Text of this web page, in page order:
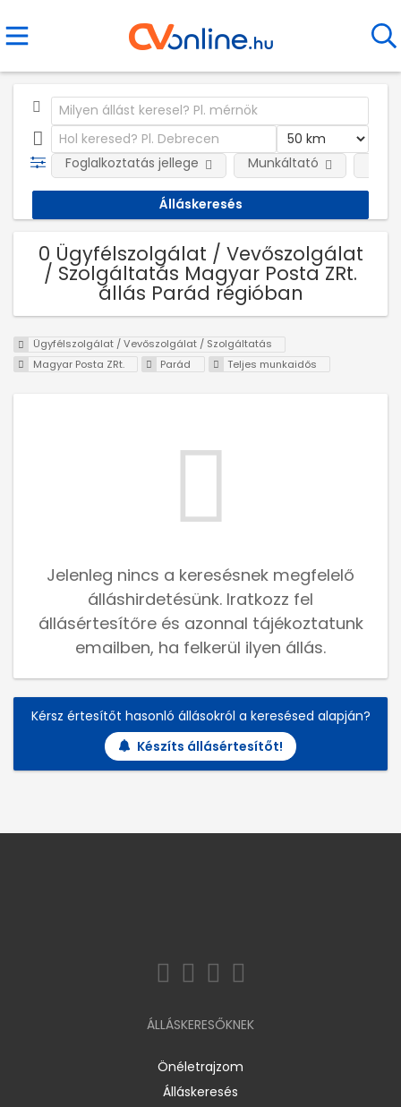
Foglalkoztatás jellege Munkáltató
0 Ügyfélszolgálat / Vevőszolgálat
/ Szolgáltatás Magyar Posta ZRt.
állás Parád régióban
Ügyfélszolgálat / Vevőszolgálat / Szolgáltatás
Magyar Posta ZRt.
Parád Teljes munkaidős
Jelenleg nincs a keresésnek megfelelő
álláshirdetésünk. Iratkozz fel
állásértesítőre és azonnal tájékoztatunk
emailben, ha felkerül ilyen állás.
Kérsz értesítőt hasonló állásokról a keresésed alapján?
Készíts állásértesítőt!
ÁLLÁSKERESŐKNEK
Önéletrajzom
Álláskeresés